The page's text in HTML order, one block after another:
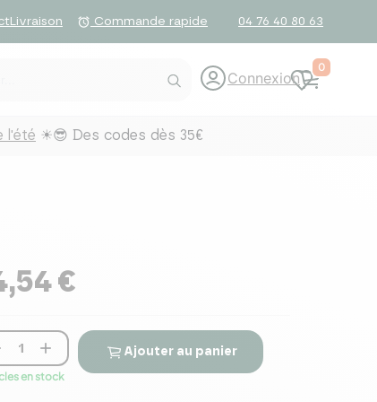
Livraison alarm Commande rapide 04 76 40 80 63
Connexion
0
l'été ☀😎 Des codes dès 35€
€

en stock
Ajouter au panier